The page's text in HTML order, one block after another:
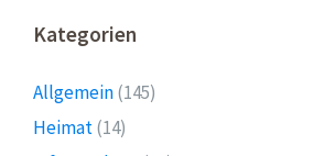
Kategorien
Allgemein(145)
Heimat(14)